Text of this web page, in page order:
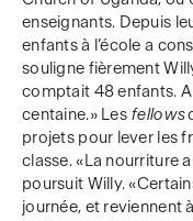
enseignants. Depuis
enfants à l’école a
souligne fièrement
comptait 48 enfants.
centaine.» Les fellows
projets pour lever les
classe. «La nourriture
poursuit Willy.
journée, et reviennent